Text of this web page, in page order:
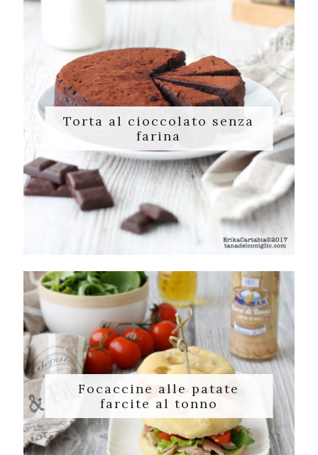
Torta al cioccolato senza
farina
Focaccine alle patate
farcite al tonno